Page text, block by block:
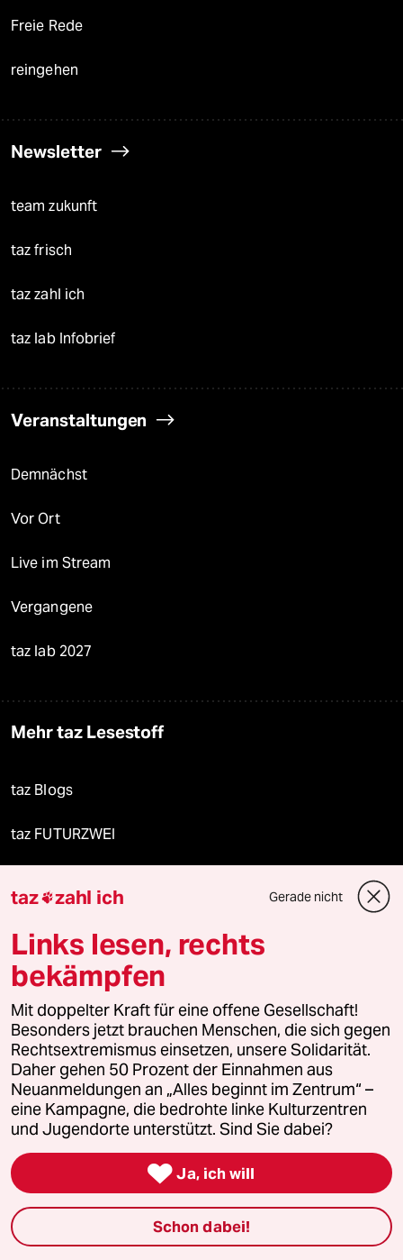
Freie Rede
reingehen
Newsletter
team zukunft
taz frisch
taz zahl ich
taz lab Infobrief
Veranstaltungen
Demnächst
Vor Ort
Live im Stream
Vergangene
taz lab 2027
Mehr taz Lesestoff
taz Blogs
taz FUTURZWEI
Mehr taz Angebote
Reisen
Kantine
Shop
Anzeigen
taz zahl ich Gerade nicht
Links lesen, rechts
bekämpfen
Mit doppelter Kraft für eine offene Gesellschaft!
Besonders jetzt brauchen Menschen, die sich gegen
Rechtsextremismus einsetzen, unsere Solidarität.
Daher gehen 50 Prozent der Einnahmen aus
Neuanmeldungen an „Alles beginnt im Zentrum“ –
eine Kampagne, die bedrohte linke Kulturzentren
und Jugendorte unterstützt. Sind Sie dabei?
 Ja, ich will
Schon dabei!